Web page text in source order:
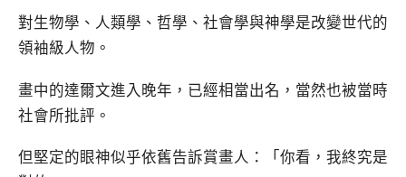
對生物學、人類學、哲學、社會學與神學是改變世代的
領袖級人物。
畫中的達爾文進入晚年，已經相當出名，當然也被當時
社會所批評。
但堅定的眼神似乎依舊告訴賞畫人：「你看，我終究是